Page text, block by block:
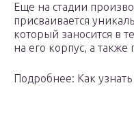
Еще на стадии
присваивается
который заносится в
на его корпус, а
Подробнее: Как